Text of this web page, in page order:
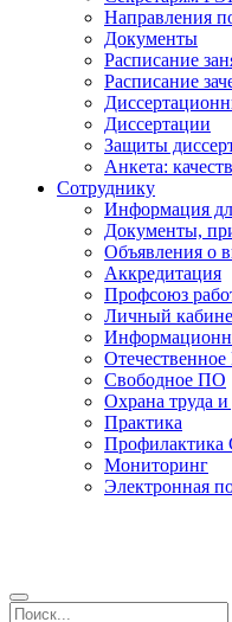
Направления
Документы
Расписание
Расписание
Диссертации
Защиты
Анкета:
Сотруднику
Информация
Документы,
Объявления о
Аккредитация
Профсоюз
Личный
Свободное ПО
Охрана труда
Практика
Профилактика
Мониторинг
Электронная